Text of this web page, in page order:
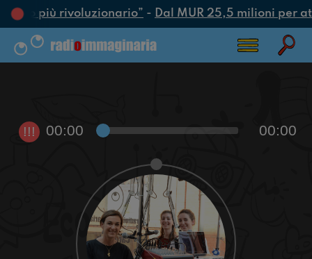
più rivoluzionario”- Dal MUR 25,5 milioni per
!!! 00:00 00:00